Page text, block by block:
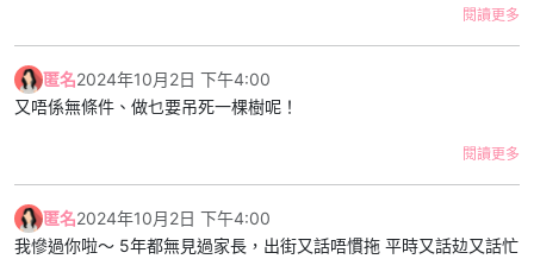
閱讀更多
匿名2024年10月2日 下午4:00
又唔係無條件、做乜要吊死一棵樹呢！
閱讀更多
匿名2024年10月2日 下午4:00
我慘過你啦～ 5年都無見過家長，出街又話唔慣拖 平時又話攰又話忙